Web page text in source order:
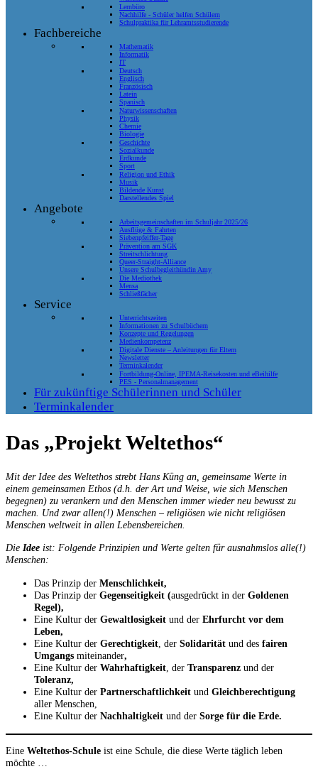
Lernbüro
Nachhilfe - Schüler helfen Schülern
Schulpraktika für Lehramtsstudierende
Fachbereiche
Mathematik
Informatik
IT
Deutsch
Englisch
Französisch
Latein
Spanisch
Naturwissenschaften
Physik
Chemie
Biologie
Geschichte
Sozialkunde
Erdkunde
Sport
Religion und Ethik
Musik
Bildende Kunst
Darstellendes Spiel
Angebote
Arbeitsgemeinschaften im Schuljahr 2025/26
Ausflüge & Fahrten
Siebenpfeiffer-Tage
Prävention am SGK
Streitschlichtung
Queer-Straight-Alliance
Unsere Schulbegleithündin Amy
Die Mediothek
Mensa
Schließfächer
Service
Unterrichtszeiten
Informationen zu Schulbüchern
Konzepte und Regelungen
Medienkompetenz
Digitale Dienste – Anleitungen für Eltern
Newsletter
Terminkalender
Fortbildung-Online, IPEMA-Reisekosten und eBeihilfe
PES - Personalmanagement
Für zukünftige Schülerinnen und Schüler
Terminkalender
Das „Projekt Weltethos“
Mit der Idee des Weltethos strebt Hans Küng an, gemeinsame Werte in
einem gemeinsamen Ethos (d.h. der Art und Weise, wie sich Menschen
begegnen) zu verankern und den Menschen immer wieder neu bewusst zu
machen. Und zwar allen(!) Menschen – religiösen wie nicht religiösen
Menschen weltweit in allen Lebensbereichen.
Die Idee ist: Folgende Prinzipien und Werte gelten für ausnahmslos alle(!)
Menschen:
Das Prinzip der Menschlichkeit,
Das Prinzip der Gegenseitigkeit (ausgedrückt in der Goldenen
Regel),
Eine Kultur der Gewaltlosigkeit und der Ehrfurcht vor dem
Leben,
Eine Kultur der Gerechtigkeit , der Solidarität und des fairen
Umgangs miteinander,
Eine Kultur der Wahrhaftigkeit , der Transparenz und der
Toleranz,
Eine Kultur der Partnerschaftlichkeit und Gleichberechtigung
aller Menschen,
Eine Kultur der Nachhaltigkeit und der Sorge für die Erde.
Eine Weltethos-Schule ist eine Schule, die diese Werte täglich leben
möchte …